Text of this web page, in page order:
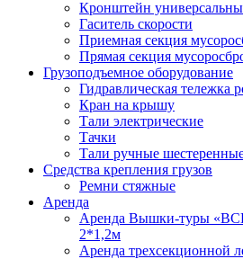
Кронштейн
Гаситель скорости
Приемная секция
Прямая секция
Грузоподъемное оборудование
Гидравлическая тележка
Кран на крышу
Тали электрические
Тачки
Тали ручные
Средства крепления грузов
Ремни стяжные
Аренда
Аренда Вышки-туры
2*1,2м
Аренда трехсекционной